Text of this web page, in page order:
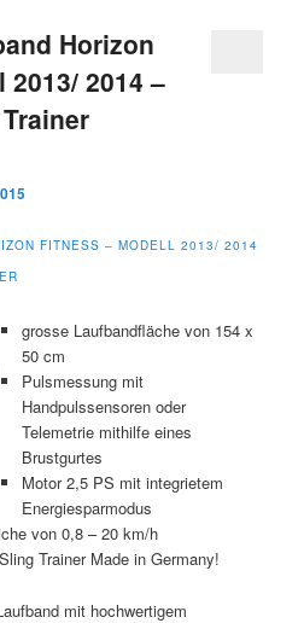
Horizon
2014 –
FITNESS – MODELL 2013/ 2014
grosse Laufbandfläche von 154 x
50 cm
Pulsmessung mit
Handpulssensoren oder
Telemetrie mithilfe eines
Brustgurtes
Motor 2,5 PS mit integrietem
Energiesparmodus
von 0,8 – 20 km/h
Trainer Made in Germany!
mit hochwertigem